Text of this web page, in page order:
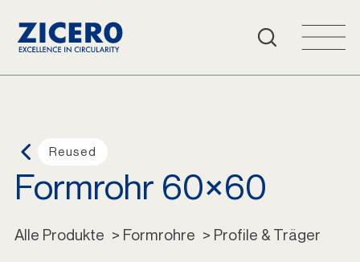
Deutsch
Reused
Formrohr 60×60
Alle Produkte > Formrohre > Profile & Träger